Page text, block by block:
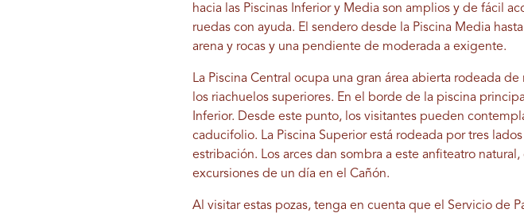
hacia las Piscinas Inferior y Media son amplios y de fácil
ruedas con ayuda. El sendero desde la Piscina Media
arena y rocas y una pendiente de moderada a exigente.
La Piscina Central ocupa una gran área abierta rodeada
los riachuelos superiores. En el borde de la piscina
Inferior. Desde este punto, los visitantes pueden
caducifolio. La Piscina Superior está rodeada por tres
estribación. Los arces dan sombra a este anfiteatro
excursiones de un día en el Cañón.
Al visitar estas pozas, tenga en cuenta que el Servicio de